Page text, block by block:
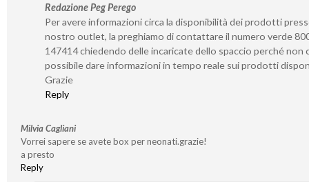
Redazione Peg Perego
Per avere informazioni circa la disponibilità dei prodotti
nostro outlet, la preghiamo di contattare il numero verde
147414 chiedendo delle incaricate dello spaccio perché non
possibile dare informazioni in tempo reale sui prodotti
Grazie
Reply
Milvia Cagliani
Vorrei sapere se avete box per neonati.grazie!
a presto
Reply